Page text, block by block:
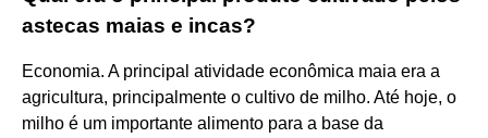
astecas maias e incas?
Economia. A principal atividade econômica maia era a
agricultura, principalmente o cultivo de milho. Até hoje, o
milho é um importante alimento para a base da